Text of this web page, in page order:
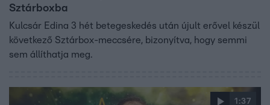
Sztárboxba
Kulcsár Edina 3 hét betegeskedés után újult erővel készül
következő Sztárbox-meccsére, bizonyítva, hogy semmi
sem állíthatja meg.
1:37